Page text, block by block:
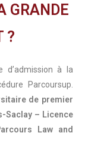
GRANDE
?
d’admission à la
Parcoursup.
de premier
Saclay – Licence
Law and